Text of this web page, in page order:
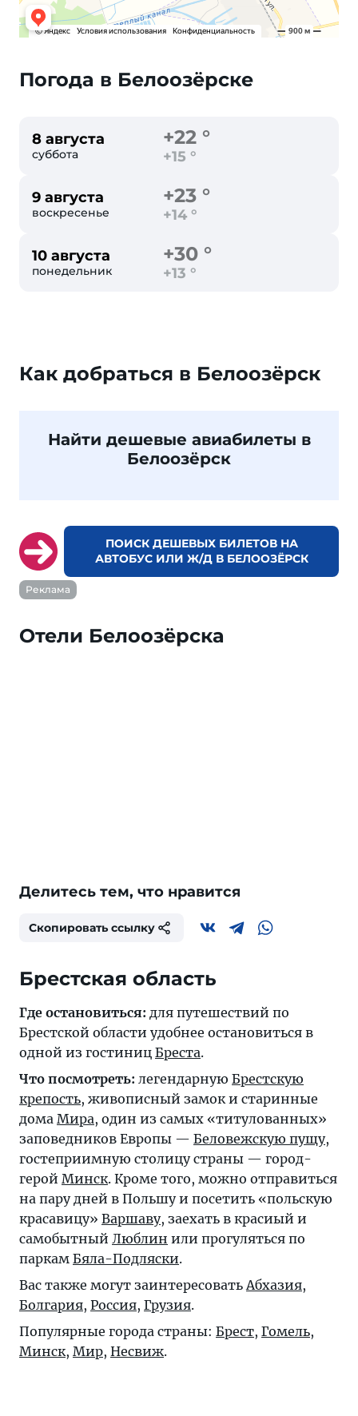
Погода в Белоозёрске
8 августа
суббота
+22 °
+15 °
9 августа
воскресенье
+23 °
+14 °
10 августа
понедельник
+30 °
+13 °
Как добраться в Белоозёрск
Найти дешевые авиабилеты в
Белоозёрск
ПОИСК ДЕШЕВЫХ БИЛЕТОВ НА
АВТОБУС ИЛИ Ж/Д В БЕЛООЗЁРСК
Реклама
Отели Белоозёрска
Делитесь тем, что нравится
Скопировать ссылку
Брестская область
Где остановиться: для путешествий по
Брестской области удобнее остановиться в
одной из гостиниц Бреста.
Что посмотреть: легендарную Брестскую
крепость, живописный замок и старинные
дома Мира, один из самых «титулованных»
заповедников Европы — Беловежскую пущу,
гостеприимную столицу страны — город-
герой Минск. Кроме того, можно отправиться
на пару дней в Польшу и посетить «польскую
красавицу» Варшаву, заехать в красиый и
самобытный Люблин или прогуляться по
паркам Бяла-Подляски.
Вас также могут заинтересоватьАбхазия,
Болгария, Россия, Грузия.
Популярные города страны: Брест, Гомель,
Минск, Мир, Несвиж.